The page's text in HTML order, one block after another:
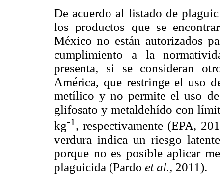
De acuerdo al listado de
los productos que se
México no están autorizados
cumplimiento a la
presenta, si se consideran
América, que restringe el uso
metílico y no permite el uso
glifosato y metaldehído con
kg-1 , respectivamente (EPA,
verdura indica un riesgo
porque no es posible aplicar
plaguicida (Pardo et al., 2011).